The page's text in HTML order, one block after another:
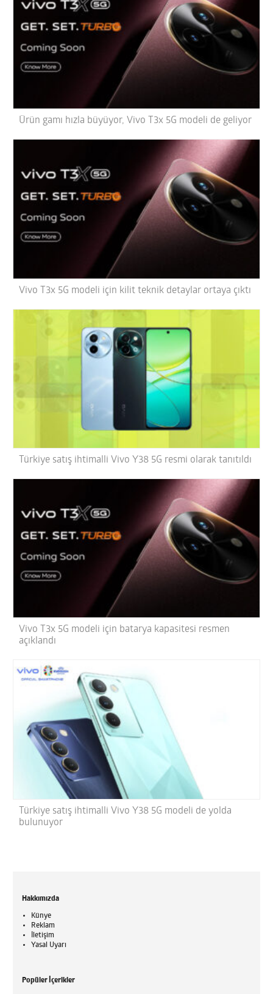
Ürün gamı hızla büyüyor, Vivo T3x 5G modeli de geliyor
Vivo T3x 5G modeli için kilit teknik detaylar ortaya çıktı
Türkiye satış ihtimalli Vivo Y38 5G resmi olarak tanıtıldı
Vivo T3x 5G modeli için batarya kapasitesi resmen
açıklandı
Türkiye satış ihtimalli Vivo Y38 5G modeli de yolda
bulunuyor
Hakkımızda
Künye
Reklam
İletişim
Yasal Uyarı
Popüler İçerikler